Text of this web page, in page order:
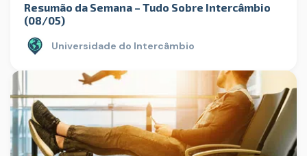
Resumão da Semana – Tudo Sobre Intercâmbio
(08/05)
Universidade do Intercâmbio